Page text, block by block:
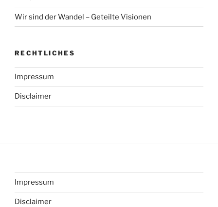
Wir sind der Wandel – Geteilte Visionen
RECHTLICHES
Impressum
Disclaimer
Impressum
Disclaimer